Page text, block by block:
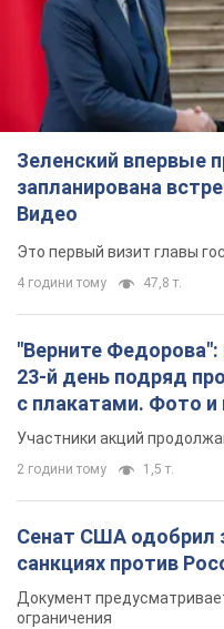
Зеленский впервые
запланирована
Видео
Это первый визит главы
4 години тому 47,8 т.
"Верните
23-й день подряд
с плакатами. Фото и
Участники акций
2 години тому 1,5 т.
Сенат США одобрил
санкциях против
Документ
ограничения